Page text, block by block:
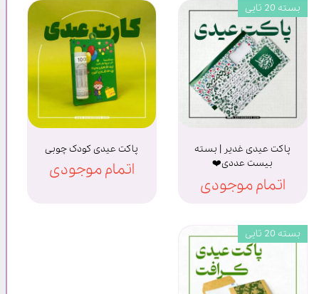
پاکت عیدی غدیر | بسته
بیست عددی❤️
اتمام موجودی
بسته 20 تایی
پاکت عیدی کودک چوبی
اتمام موجودی
بسته 20 تایی